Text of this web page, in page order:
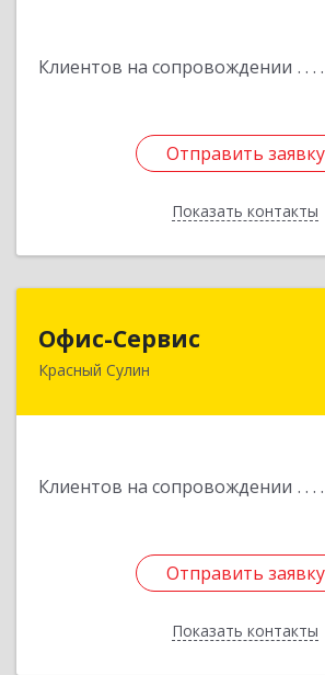
Клиентов на сопровождении
Отправить заявку
Показать контакты
Отправить заявку
Назад
Офис-Сервис
Красный Сулин
Клиентов на сопровождении
Отправить заявку
Показать контакты
346350, Ростовская обл, р-н
Отправить заявку
Назад